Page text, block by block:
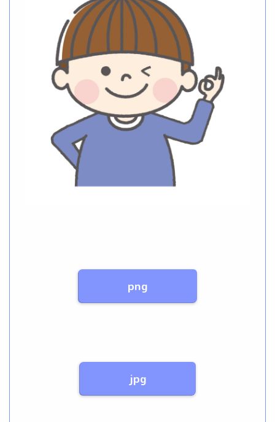
png
jpg